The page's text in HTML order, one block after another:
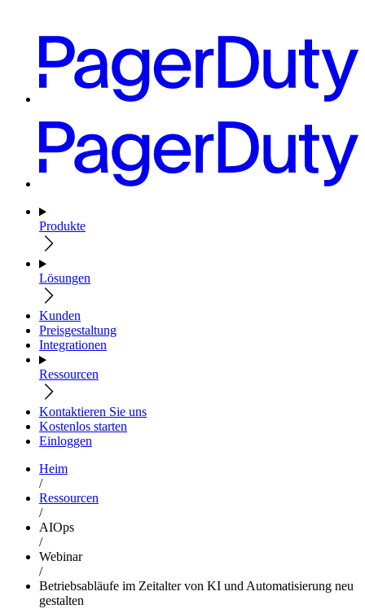
Produkte
Lösungen
Kunden
Preisgestaltung
Integrationen
Ressourcen
Kontaktieren Sie uns
Kostenlos starten
Einloggen
Heim
/
Ressourcen
/
AIOps
/
Webinar
/
Betriebsabläufe im Zeitalter von KI und Automatisierung neu
gestalten